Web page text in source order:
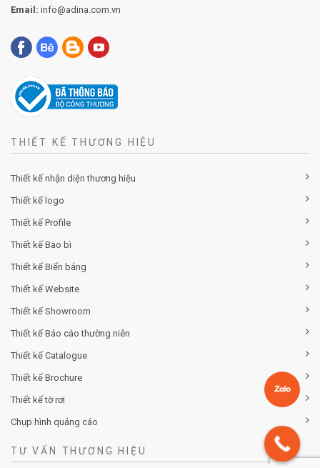
Email: info@adina.com.vn
THIẾT KẾ THƯƠNG HIỆU
Thiết kế nhận diện thương hiệu
Thiết kế logo
Thiết kế Profile
Thiết kế Bao bì
Thiết kế Biển bảng
Thiết kế Website
Thiết kế Showroom
Thiết kế Báo cáo thường niên
Thiết kế Catalogue
Thiết kế Brochure
Thiết kế tờ rơi
Chụp hình quảng cáo
TƯ VẤN THƯƠNG HIỆU